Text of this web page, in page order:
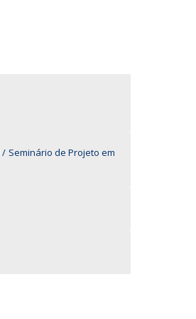
Seminário de Projeto em